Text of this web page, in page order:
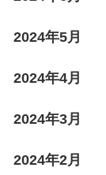
2024年5月
2024年4月
2024年3月
2024年2月